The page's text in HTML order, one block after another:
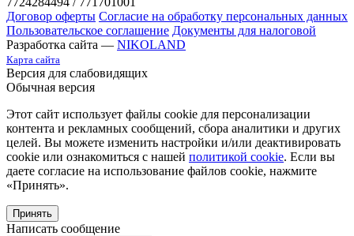
Договор оферты Согласие на обработку персональных данных
Пользовательское соглашение Документы для налоговой
Разработка сайта — NIKOLAND
Карта сайта
Версия для слабовидящих
Обычная версия
Этот сайт использует файлы cookie для персонализации
контента и рекламных сообщений, сбора аналитики и других
целей. Вы можете изменить настройки и/или деактивировать
cookie или ознакомиться с нашей политикой cookie. Если вы
даете согласие на использование файлов cookie, нажмите
«Принять».
Принять
Написать сообщение